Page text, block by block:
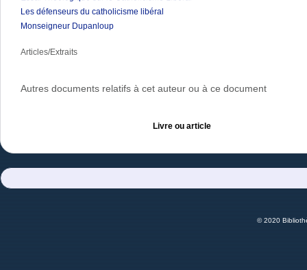
Les défenseurs du catholicisme libéral
Monseigneur Dupanloup
Articles/Extraits
Autres documents relatifs à cet auteur ou à ce document
Livre ou article
© 2020